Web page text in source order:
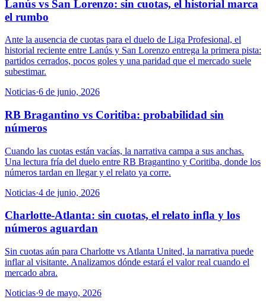
Lanús vs San Lorenzo: sin cuotas, el historial marca
el rumbo
Ante la ausencia de cuotas para el duelo de Liga Profesional, el
historial reciente entre Lanús y San Lorenzo entrega la primera pista:
partidos cerrados, pocos goles y una paridad que el mercado suele
subestimar.
Noticias·6 de junio, 2026
RB Bragantino vs Coritiba: probabilidad sin
números
Cuando las cuotas están vacías, la narrativa campa a sus anchas.
Una lectura fría del duelo entre RB Bragantino y Coritiba, donde los
números tardan en llegar y el relato ya corre.
Noticias·4 de junio, 2026
Charlotte-Atlanta: sin cuotas, el relato infla y los
números aguardan
Sin cuotas aún para Charlotte vs Atlanta United, la narrativa puede
inflar al visitante. Analizamos dónde estará el valor real cuando el
mercado abra.
Noticias·9 de mayo, 2026